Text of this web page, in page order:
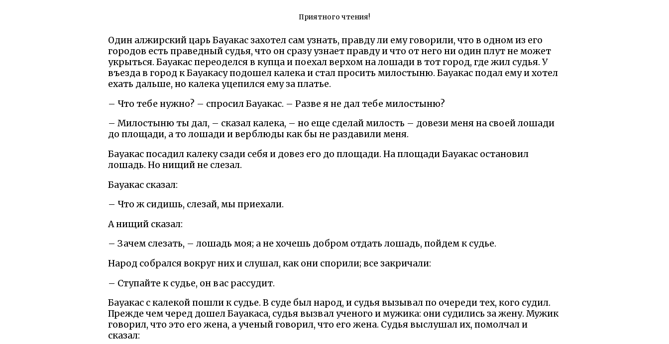
Приятного чтения!
Один алжирский царь Бауакас захотел сам узнать, правду ли ему говорили, что в одном из его
городов есть праведный судья, что он сразу узнает правду и что от него ни один плут не может
укрыться. Бауакас переоделся в купца и поехал верхом на лошади в тот город, где жил судья. У
въезда в город к Бауакасу подошел калека и стал просить милостыню. Бауакас подал ему и хотел
ехать дальше, но калека уцепился ему за платье.
– Что тебе нужно? – спросил Бауакас. – Разве я не дал тебе милостыню?
– Милостыню ты дал, – сказал калека, – но еще сделай милость – довези меня на своей лошади
до площади, а то лошади и верблюды как бы не раздавили меня.
Бауакас посадил калеку сзади себя и довез его до площади. На площади Бауакас остановил
лошадь. Но нищий не слезал.
Бауакас сказал:
– Что ж сидишь, слезай, мы приехали.
А нищий сказал:
– Зачем слезать, – лошадь моя; а не хочешь добром отдать лошадь, пойдем к судье.
Народ собрался вокруг них и слушал, как они спорили; все закричали:
– Ступайте к судье, он вас рассудит.
Бауакас с калекой пошли к судье. В суде был народ, и судья вызывал по очереди тех, кого судил.
Прежде чем черед дошел Бауакаса, судья вызвал ученого и мужика: они судились за жену. Мужик
говорил, что это его жена, а ученый говорил, что его жена. Судья выслушал их, помолчал и
сказал: